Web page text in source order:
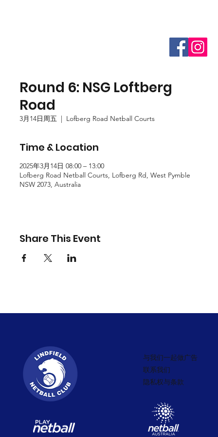
Round 6: NSG Loftberg
Road
3月14日周五
  |
Lofberg Road Netball Courts
Time & Location
2025年3月14日 08:00 – 13:00
Lofberg Road Netball Courts, Lofberg Rd, West Pymble
NSW 2073, Australia
Share This Event
与我们一起做广告
联系我们
隐私权与条款